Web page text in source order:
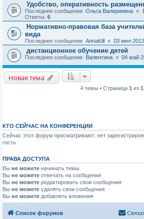
Удобство, оперативность
Последнее сообщение Ольга Валериевна «
Ответы: 6
Нормативно-правовая база
вида
Последнее сообщение AnnaKill « 03 июл
дистанционное обучение детей
Последнее сообщение Валентина « 04 май
Новая тема
4 темы • Страница 1 из 1
КТО СЕЙЧАС НА КОНФЕРЕНЦИИ
Сейчас этот форум просматривают: нет
гость
ПРАВА ДОСТУПА
Вы не можете начинать темы
Вы не можете отвечать на сообщения
Вы не можете редактировать свои сообщения
Вы не можете удалять свои сообщения
Вы не можете добавлять вложения
Список форумов